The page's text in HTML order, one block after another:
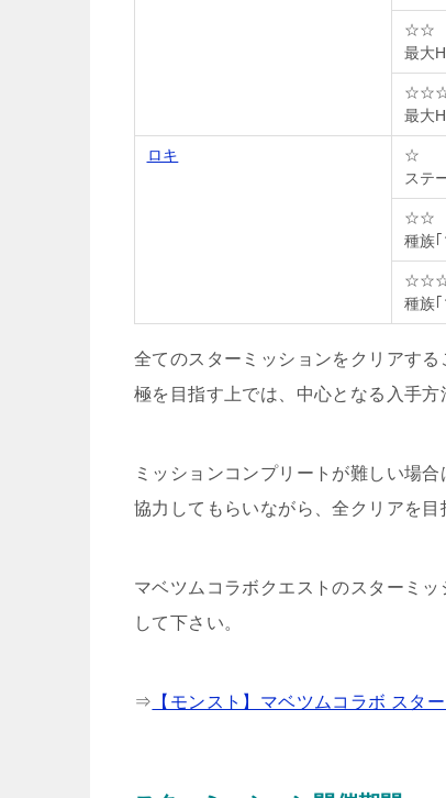
☆☆
最大
最大
ロキ
☆
ステ
☆☆
種族
種族
全てのスターミッションをクリアする
極を目指す上では、中心となる入手方
ミッションコンプリートが難しい場
協力してもらいながら、全クリアを目
マベツムコラボクエストのスターミ
して下さい。
⇒ 【モンスト】マベツムコラボ スタ